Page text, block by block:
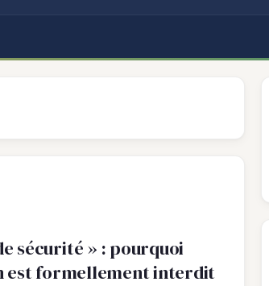
sécurité » : pourquoi
est formellement interdit